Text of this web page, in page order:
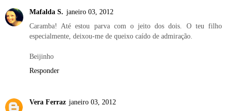
Mafalda S. janeiro 03, 2012
Caramba! Até estou parva com o jeito dos dois. O teu filho
especialmente, deixou-me de queixo caído de admiração.
Beijinho
Responder
Vera Ferraz janeiro 03, 2012